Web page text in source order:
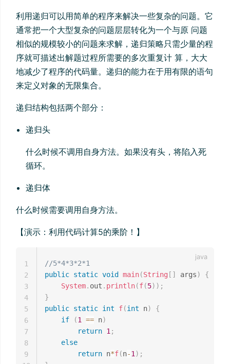
利用递归可以用简单的程序来解决一些复杂的问题。它
通常把一个大型复杂的问题层层转化为一个与原 问题
相似的规模较小的问题来求解，递归策略只需少量的程
序就可描述出解题过程所需要的多次重复计 算，大大
地减少了程序的代码量。递归的能力在于用有限的语句
来定义对象的无限集合。
递归结构包括两个部分：
递归头
什么时候不调用自身方法。如果没有头，将陷入死
循环。
递归体
什么时候需要调用自身方法。
【演示：利用代码计算5的乘阶！】
//5*4*3*2*1
public static void main(String [ ] args)
{
System. out . println(f(5) ) ;
}
public static int f(int n)
{
if
(1 == n)
return 1;
else
return n*f(n-1) ;
1
2
3
4
5
6
7
8
9